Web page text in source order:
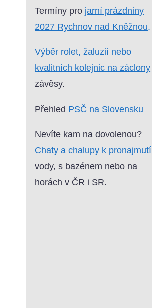
Termíny pro jarní prázdniny
2027 Rychnov nad Kněžnou.
Výběr rolet, žaluzií nebo
kvalitních kolejnic na záclony
závěsy.
Přehled PSČ na Slovensku
Nevíte kam na dovolenou?
Chaty a chalupy k pronajmutí
vody, s bazénem nebo na
horách v ČR i SR.